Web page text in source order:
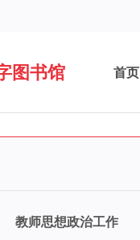
图书馆 首页
教师思想政治工作